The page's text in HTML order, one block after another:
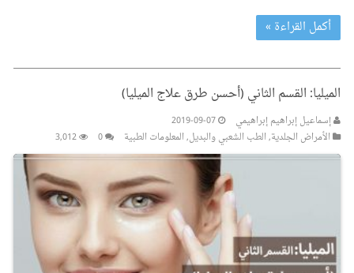
أكمل القراءة »
الميليا: القسم الثاني (أحسن طرق علاج الميليا)
إسماعيل إبراهيم إبراهيمي
2019-09-07
الأمراض الجلدیة,الطب الشعبي والبديل,المعلومات الطبیة 0
3,012